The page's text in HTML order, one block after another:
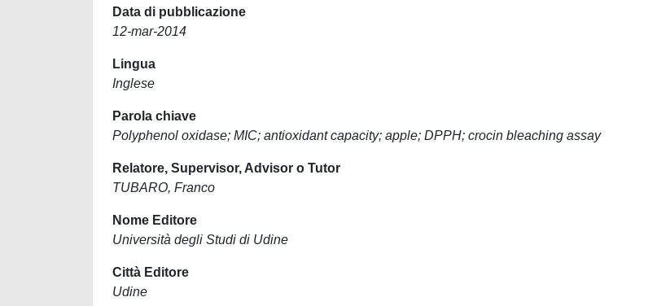
Data di pubblicazione
12-mar-2014
Lingua
Inglese
Parola chiave
Polyphenol oxidase; MIC; antioxidant capacity; apple; DPPH; crocin bleaching assay
Relatore, Supervisor, Advisor o Tutor
TUBARO, Franco
Nome Editore
Università degli Studi di Udine
Città Editore
Udine